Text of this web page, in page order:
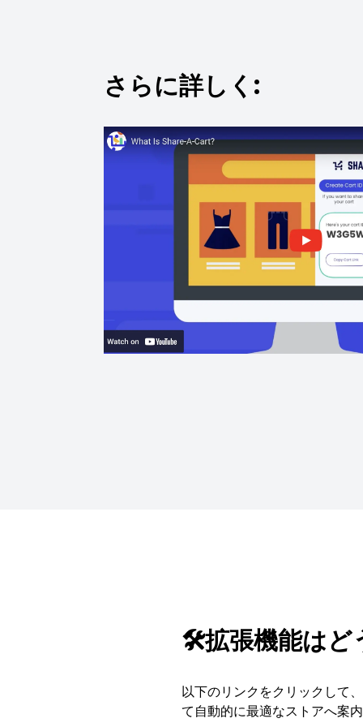
さらに詳しく:
🛠️拡張機能はど
以下のリンクをクリックして
て自動的に最適なストアへ案